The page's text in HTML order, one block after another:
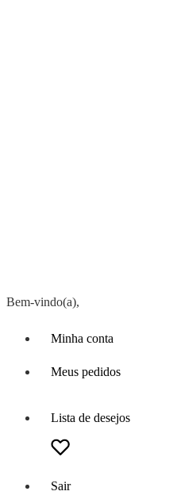
Bem-vindo(a),
Minha conta
Meus pedidos
Lista de desejos
Sair